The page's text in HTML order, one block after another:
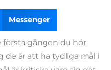
Messenger
första gången du hör
de är att ha tydliga mål i